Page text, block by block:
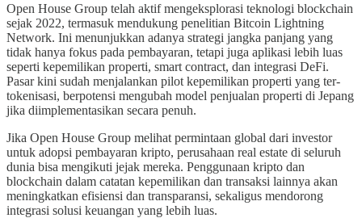
Open House Group telah aktif mengeksplorasi teknologi blockchain
sejak 2022, termasuk mendukung penelitian Bitcoin Lightning
Network. Ini menunjukkan adanya strategi jangka panjang yang
tidak hanya fokus pada pembayaran, tetapi juga aplikasi lebih luas
seperti kepemilikan properti, smart contract, dan integrasi DeFi.
Pasar kini sudah menjalankan pilot kepemilikan properti yang ter-
tokenisasi, berpotensi mengubah model penjualan properti di Jepang
jika diimplementasikan secara penuh.
Jika Open House Group melihat permintaan global dari investor
untuk adopsi pembayaran kripto, perusahaan real estate di seluruh
dunia bisa mengikuti jejak mereka. Penggunaan kripto dan
blockchain dalam catatan kepemilikan dan transaksi lainnya akan
meningkatkan efisiensi dan transparansi, sekaligus mendorong
integrasi solusi keuangan yang lebih luas.